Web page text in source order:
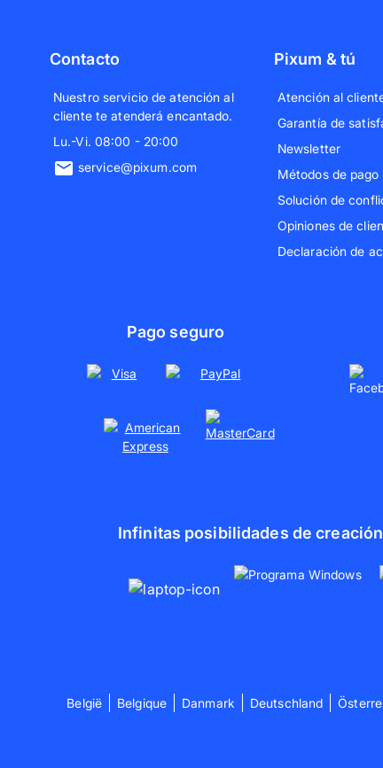
Contacto
Nuestro servicio de atención al
cliente te atenderá encantado.
Lu.-Vi. 08:00 - 20:00
service@pixum.com
Pixum & tú
Atención al
Garantía de
Newsletter
Métodos de pago
Solución de
Opiniones de
Declaración de
Pago seguro
Infinitas posibilidades de
België Belgique Danmark Deutschland